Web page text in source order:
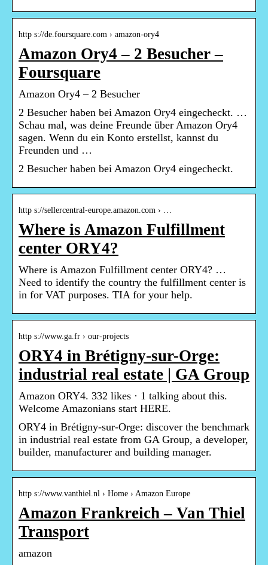
http s://de.foursquare.com › amazon-ory4
Amazon Ory4 – 2 Besucher –
Foursquare
Amazon Ory4 – 2 Besucher
2 Besucher haben bei Amazon Ory4 eingecheckt. …
Schau mal, was deine Freunde über Amazon Ory4
sagen. Wenn du ein Konto erstellst, kannst du
Freunden und …
2 Besucher haben bei Amazon Ory4 eingecheckt.
http s://sellercentral-europe.amazon.com › …
Where is Amazon Fulfillment
center ORY4?
Where is Amazon Fulfillment center ORY4? …
Need to identify the country the fulfillment center is
in for VAT purposes. TIA for your help.
http s://www.ga.fr › our-projects
ORY4 in Brétigny-sur-Orge:
industrial real estate | GA Group
Amazon ORY4. 332 likes · 1 talking about this.
Welcome Amazonians start HERE.
ORY4 in Brétigny-sur-Orge: discover the benchmark
in industrial real estate from GA Group, a developer,
builder, manufacturer and building manager.
http s://www.vanthiel.nl › Home › Amazon Europe
Amazon Frankreich – Van Thiel
Transport
amazon